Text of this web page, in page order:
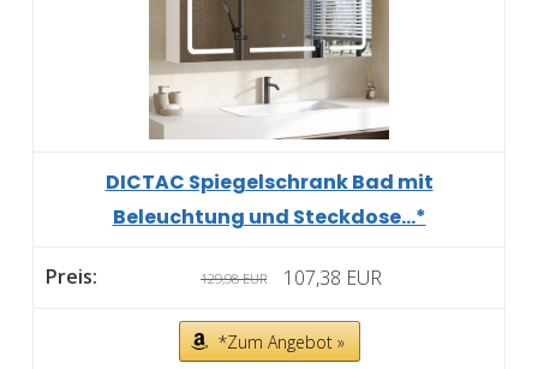
DICTAC Spiegelschrank Bad mit
Beleuchtung und Steckdose...*
129,98 EUR 107,38 EUR
*Zum Angebot »